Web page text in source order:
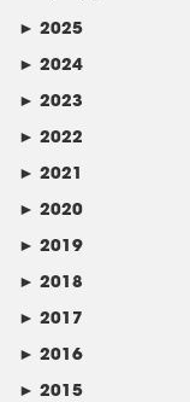
► 2025
► 2024
► 2023
► 2022
► 2021
► 2020
► 2019
► 2018
► 2017
► 2016
► 2015